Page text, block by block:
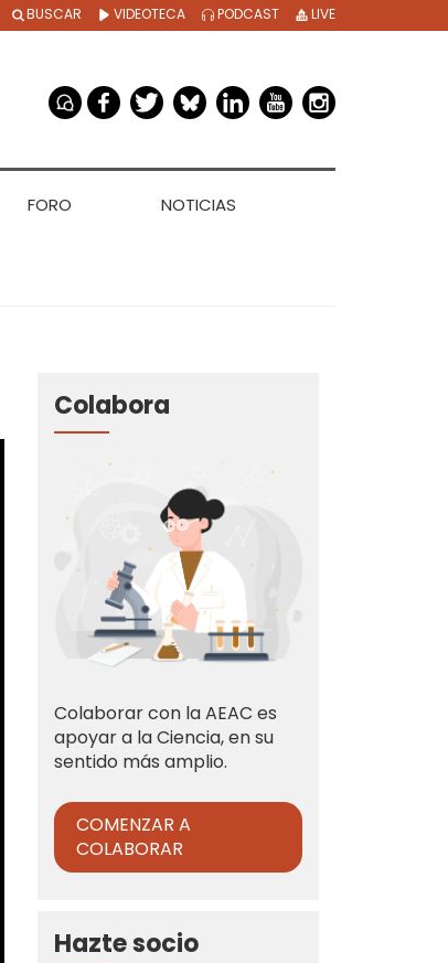
BUSCAR VIDEOTECA PODCAST LIVE
FORO NOTICIAS
Colabora
Colaborar con la AEAC es
apoyar a la Ciencia, en su
sentido más amplio.
COMENZAR A
COLABORAR
Hazte socio